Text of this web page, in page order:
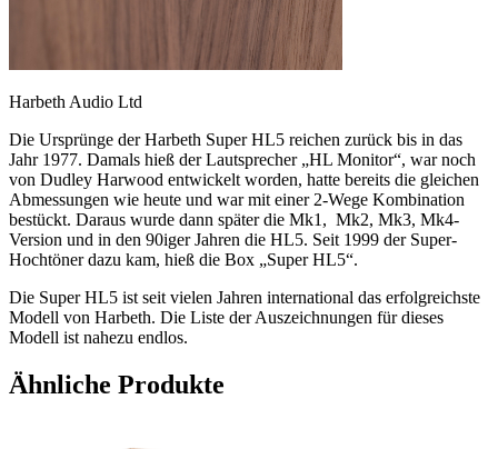
Harbeth Audio Ltd
Die Ursprünge der Harbeth Super HL5 reichen zurück bis in das
Jahr 1977. Damals hieß der Lautsprecher „HL Monitor“, war noch
von Dudley Harwood entwickelt worden, hatte bereits die gleichen
Abmessungen wie heute und war mit einer 2-Wege Kombination
bestückt. Daraus wurde dann später die Mk1, Mk2, Mk3, Mk4-
Version und in den 90iger Jahren die HL5. Seit 1999 der Super-
Hochtöner dazu kam, hieß die Box „Super HL5“.
Die Super HL5 ist seit vielen Jahren international das erfolgreichste
Modell von Harbeth. Die Liste der Auszeichnungen für dieses
Modell ist nahezu endlos.
Ähnliche Produkte